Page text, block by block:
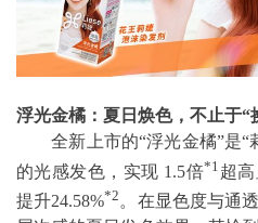
浮光金橘：夏日焕色，不止于“
全新上市的“浮光金橘”是“
的光感发色，实现 1.5倍*1 超
提升24.58%*2 。在显色度与通